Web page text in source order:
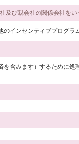
及び親会社の関係会社を
インセンティブプログラ
含みます）するために